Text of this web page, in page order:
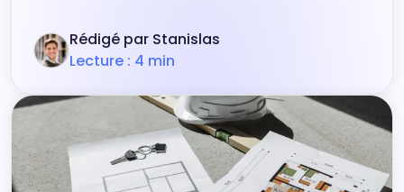
Rédigé par Stanislas
Lecture : 4 min